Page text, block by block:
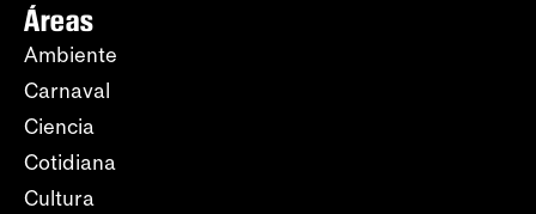
Áreas
Ambiente
Carnaval
Ciencia
Cotidiana
Cultura